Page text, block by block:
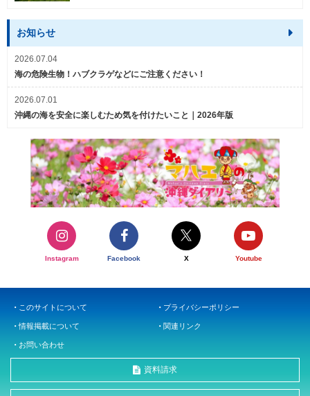
お知らせ
2026.07.04
海の危険生物！ハブクラゲなどにご注意ください！
2026.07.01
沖縄の海を安全に楽しむため気を付けたいこと｜2026年版
Instagram Facebook X Youtube
このサイトについて プライバシーポリシー
情報掲載について 関連リンク
お問い合わせ
資料請求